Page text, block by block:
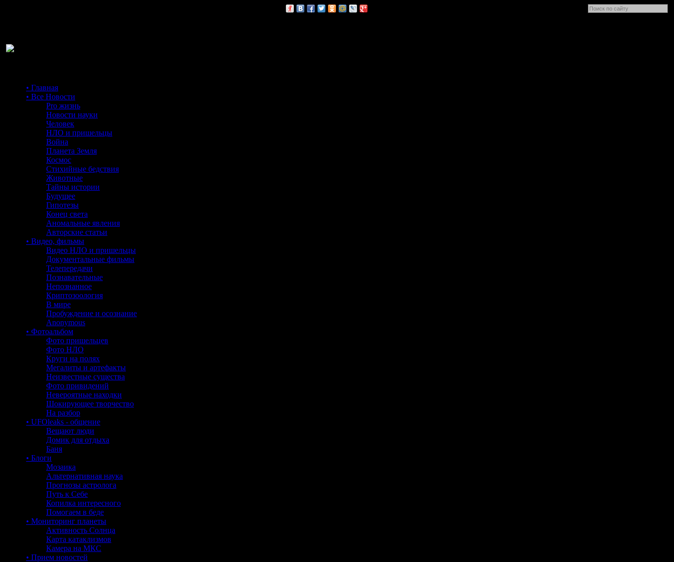
• Главная
• Все Новости
Pro жизнь
Новости науки
Человек
НЛО и пришельцы
Война
Планета Земля
Космос
Стихийные бедствия
Животные
Тайны истории
Будущее
Гипотезы
Конец света
Аномальные явления
Авторские статьи
• Видео, фильмы
Видео НЛО и пришельцы
Документальные фильмы
Телепередачи
Познавательные
Непознанное
Криптозоология
В мире
Пробуждение и осознание
Anonymous
• Фотоальбом
Фото пришельцев
Фото НЛО
Круги на полях
Мегалиты и артефакты
Неизвестные существа
Фото привидений
Невероятные находки
Шокирующее творчество
На разбор
• UFOleaks - общение
Вещают люди
Домик для отдыха
Баня
• Блоги
Мозаика
Альтернативная наука
Прогнозы астролога
Путь к Себе
Копилка интересного
Помогаем в беде
• Мониторинг планеты
Активность Солнца
Карта катаклизмов
Камера на МКС
• Прием новостей